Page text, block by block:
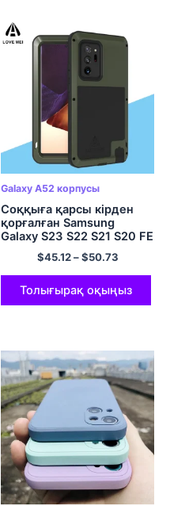
Galaxy A52 корпусы
Соққыға қарсы кірден
қорғалған Samsung
Galaxy S23 S22 S21 S20 FE
A53 A52 A72 A32 A51 A71
A42 A30 A50 A70
корпусына төзімді
металл құрыш қақпағы
$45.12–$50.73
Толығырақ оқыңыз